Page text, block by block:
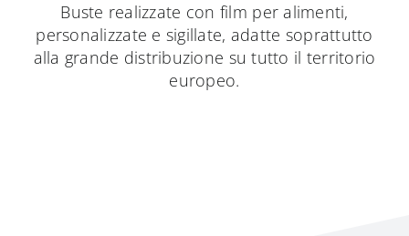
Buste realizzate con film per alimenti,
personalizzate e sigillate, adatte soprattutto
alla grande distribuzione su tutto il territorio
europeo.